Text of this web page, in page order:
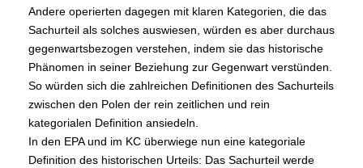
Andere operierten dagegen mit klaren Kategorien, die das
Sachurteil als solches auswiesen, würden es aber durchaus
gegenwartsbezogen verstehen, indem sie das historische
Phänomen in seiner Beziehung zur Gegenwart verstünden.
So würden sich die zahlreichen Definitionen des Sachurteils
zwischen den Polen der rein zeitlichen und rein
kategorialen Definition ansiedeln.
In den EPA und im KC überwiege nun eine kategoriale
Definition des historischen Urteils: Das Sachurteil werde